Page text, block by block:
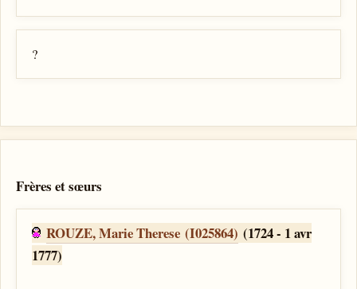
?
Frères et sœurs
ROUZE, Marie Therese (I025864) (1724 - 1 avr
1777)